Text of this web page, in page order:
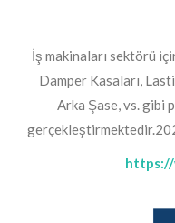
İş makinaları sektörü
Damper Kasaları,
Arka Şase, vs. gibi
https://